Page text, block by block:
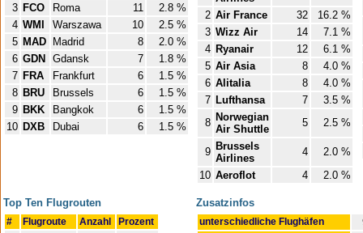
3 FCO Roma 11
2.8 %
4 WMI Warszawa 10
2.5 %
5 MAD Madrid 8
2.0 %
6 GDN Gdansk 7
1.8 %
7 FRA Frankfurt 6
1.5 %
8 BRU Brussels 6
1.5 %
9 BKK Bangkok 6
1.5 %
10 DXB Dubai 6 1.5 %
2 Air France 32
16.2 %
3 Wizz Air 14
7.1 %
4 Ryanair 12
6.1 %
5 Air Asia 8
4.0 %
6 Alitalia 8
4.0 %
7 Lufthansa 7
3.5 %
8 Norwegian
Air Shuttle
5 2.5 %
9 Brussels
Airlines
4
2.0 %
10 Aeroflot 4 2.0 %
Top Ten Flugrouten
# Flugroute Anzahl Prozent
Zusatzinfos
unterschiedliche Flughäfen